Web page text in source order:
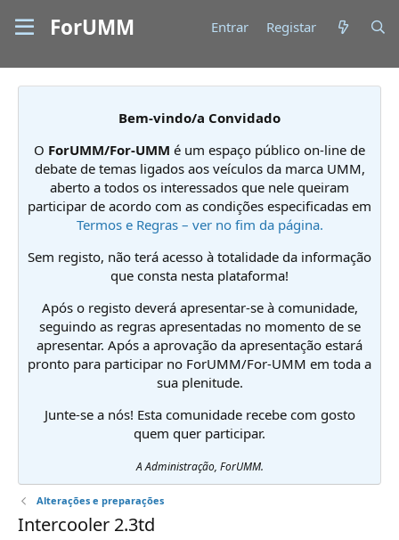
ForUMM Entrar Registar
Bem-vindo/a Convidado
O ForUMM/For-UMM é um espaço público on-line de
debate de temas ligados aos veículos da marca UMM,
aberto a todos os interessados que nele queiram
participar de acordo com as condições especificadas em
Termos e Regras – ver no fim da página.
Sem registo, não terá acesso à totalidade da informação
que consta nesta plataforma!
Após o registo deverá apresentar-se à comunidade,
seguindo as regras apresentadas no momento de se
apresentar. Após a aprovação da apresentação estará
pronto para participar no ForUMM/For-UMM em toda a
sua plenitude.
Junte-se a nós! Esta comunidade recebe com gosto
quem quer participar.
A Administração, ForUMM.
Alterações e preparações
Intercooler 2.3td